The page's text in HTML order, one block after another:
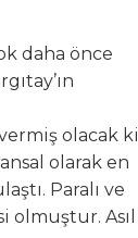
daha önce
vermiş olacak ki
olarak en
Paralı ve
olmuştur. Asıl